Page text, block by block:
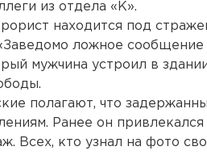
из отдела «К».
находится под
ложное сообщение
мужчина устроил в
полагают, что
Ранее он привлекался
Всех, кто узнал на фото